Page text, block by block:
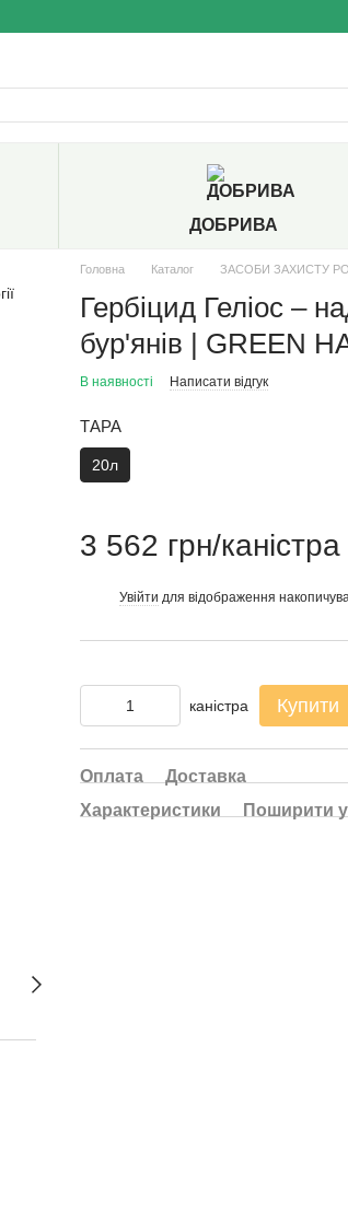
ДОБРИВА
Головна Каталог ЗАСОБИ ЗАХИСТУ
Гербіцид Геліос –
бур'янів | GREEN
В наявності Написати відгук
ТАРА
20л
3 562 грн/каністра
Увійти для відображення
каністра Купити
Оплата
Доставка
Характеристики
Поширити